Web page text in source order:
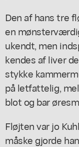
Den af hans tre
en
ukendt, men
kendes af liver
stykke
på letfattelig,
blot og bar
Fløjten var jo
måske gjorde